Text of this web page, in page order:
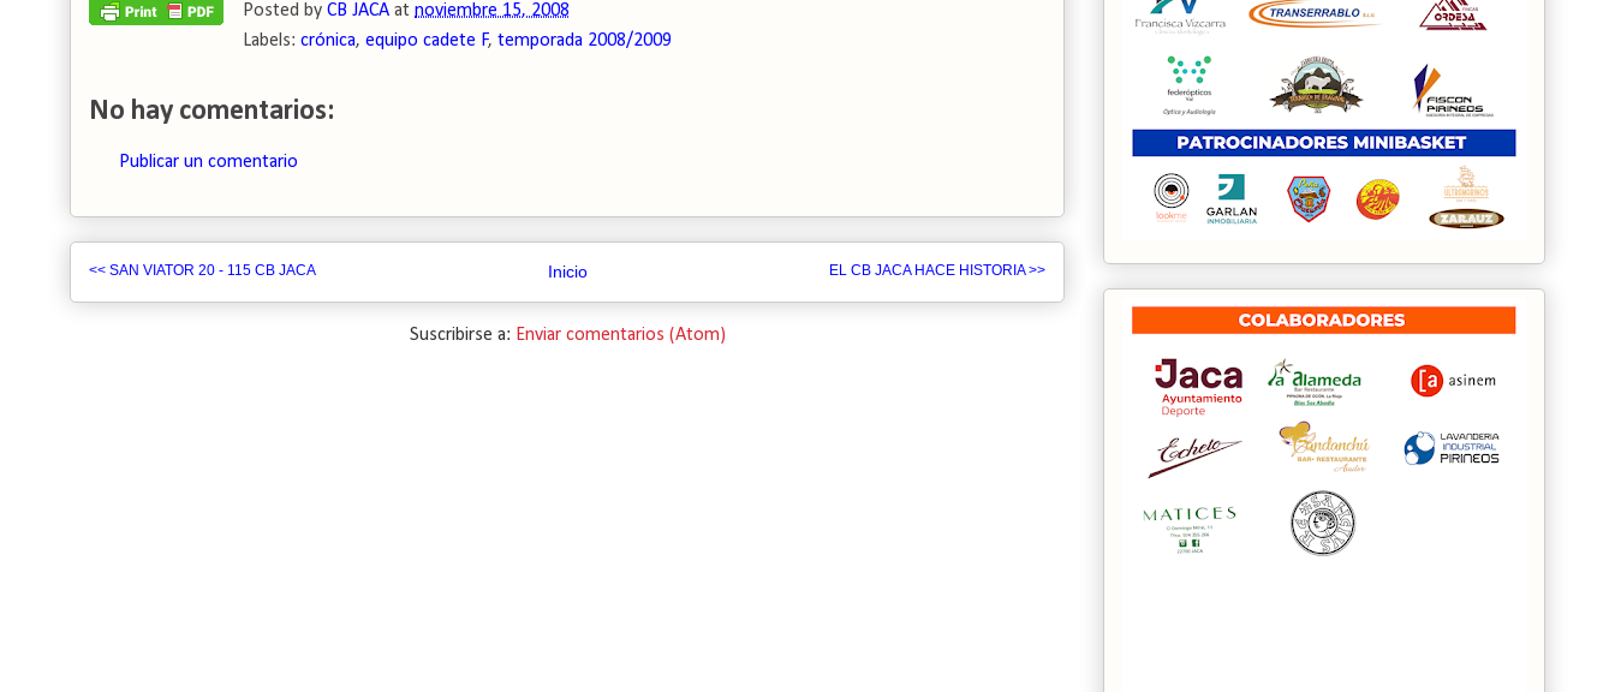
Posted by CB JACA at noviembre 15, 2008
Labels: crónica, equipo cadete F, temporada 2008/2009
No hay comentarios:
Publicar un comentario
<< SAN VIATOR 20 - 115 CB JACA EL CB JACA HACE HISTORIA >>
Inicio
Suscribirse a: Enviar comentarios (Atom)